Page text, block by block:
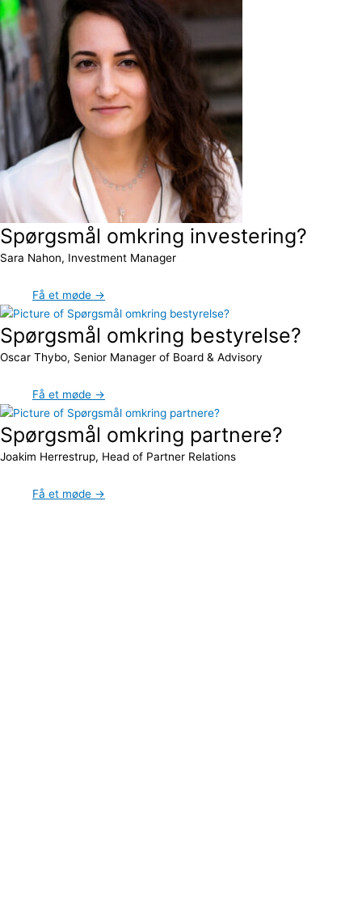
Spørgsmål omkring investering?
Sara Nahon, Investment Manager
Få et møde →
Spørgsmål omkring bestyrelse?
Oscar Thybo, Senior Manager of Board & Advisory
Få et møde →
Spørgsmål omkring partnere?
Joakim Herrestrup, Head of Partner Relations
Få et møde →